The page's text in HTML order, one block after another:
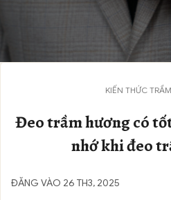
KIẾN THỨC
Đeo trầm hương có
nhớ khi đeo
ĐĂNG VÀO 26 TH3, 2025